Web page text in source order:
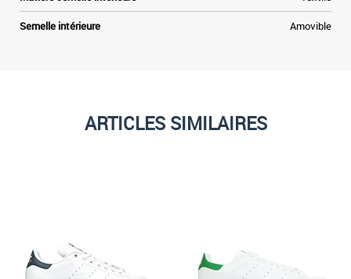
Semelle intérieure Amovible
ARTICLES SIMILAIRES